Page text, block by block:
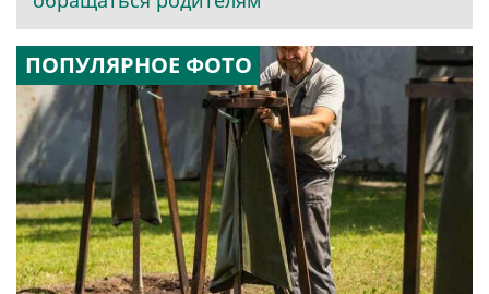
ПОПУЛЯРНОЕ ФОТО